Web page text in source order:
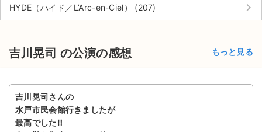
音楽情報
HYDE（ハイド／L’Arc-en-Ciel） (207) keyboard_arrow_right
吉川晃司 の公演の感想 もっと見る
吉川晃司さんの
水戸市民会館行きましたが
最高でした‼️